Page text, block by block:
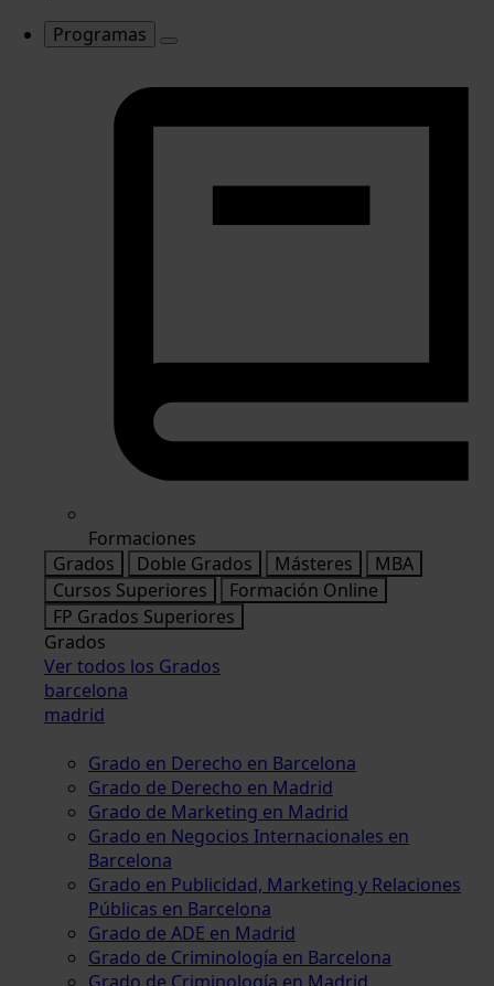
Programas
Formaciones
Grados
Doble Grados Másteres
MBA
Cursos Superiores
Formación Online
FP Grados Superiores
Grados
Ver todos los Grados
barcelona
madrid
Grado en Derecho en Barcelona
Grado de Derecho en Madrid
Grado de Marketing en Madrid
Grado en Negocios Internacionales en
Barcelona
Grado en Publicidad, Marketing y Relaciones
Públicas en Barcelona
Grado de ADE en Madrid
Grado de Criminología en Barcelona